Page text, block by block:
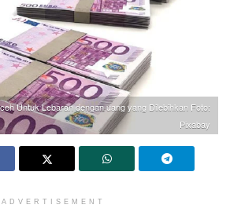
Untuk Lebaran dengan uang yang Dilebihkan Foto:
Pixabay
ADVERTISEMENT